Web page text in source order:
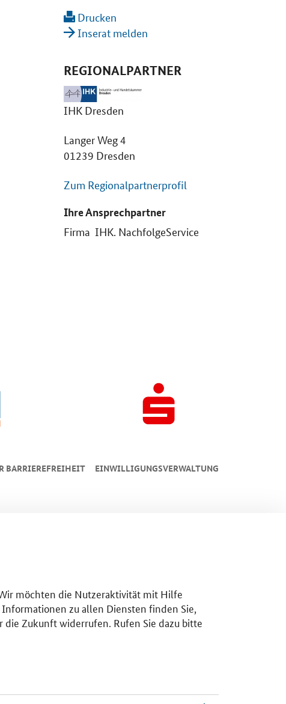
Drucken
Inserat melden
REGIONALPARTNER
IHK Dresden
Langer Weg 4
01239 Dresden
Zum Regionalpartnerprofil
Ihre Ansprechpartner
Firma IHK. NachfolgeService
BARRIEREFREIHEIT EINWILLIGUNGSVERWALTUNG
möchten die Nutzeraktivität mit Hilfe
zu allen Diensten finden Sie,
Zukunft widerrufen. Rufen Sie dazu bitte